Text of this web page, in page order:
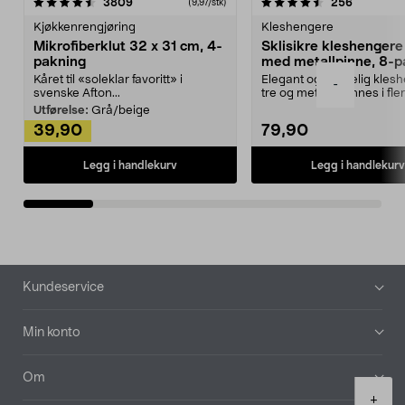
-
+
3809 (9,97/stk)
Kjøkkenrengjøring
Mikrofiberklut 32 x 31 cm, 4-
pakning
Kåret til «soleklar favoritt» i
svenske Afton...
Utførelse: Grå/beige
39,90
Legg i handlekurv
256
Kleshengere
Sklisikre
med metallpinne, 8-
Elegant og skikkelig
tre og metall – finnes i
79,90
Legg i handlekurv
Bunntekst
Kundeservice
Min konto
Om